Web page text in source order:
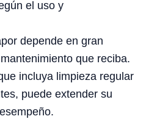
depende en gran
que reciba.
incluya limpieza regular
puede extender su